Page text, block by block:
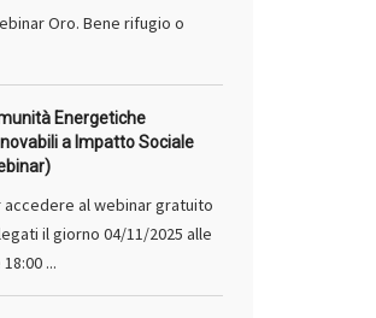
Oro. Bene rifugio o
Energetiche
a Impatto Sociale
accedere al webinar gratuito
il giorno 04/11/2025 alle
...